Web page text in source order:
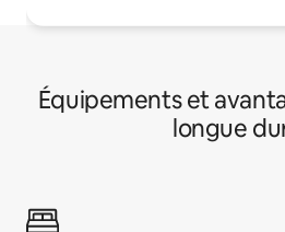
Équipements et
longue